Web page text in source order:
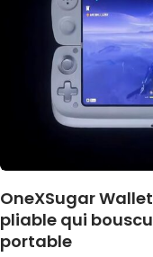
OneXSugar
pliable qui
portable